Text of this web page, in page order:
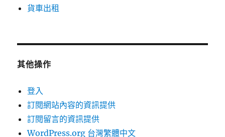
貨車出租
其他操作
登入
訂閱網站內容的資訊提供
訂閱留言的資訊提供
WordPress.org 台灣繁體中文